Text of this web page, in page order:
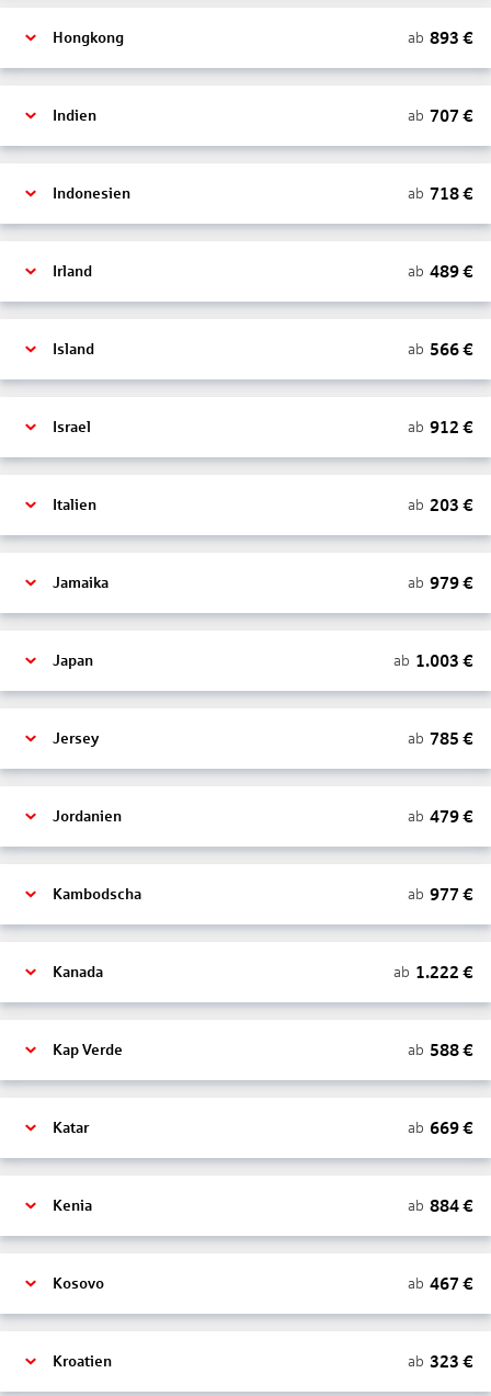
Hongkong ab 893 €
Indien ab 707 €
Indonesien ab 718€
Irland ab 489€
Island ab 566€
Israel ab 912 €
Italien ab 203 €
Jamaika ab 979€
Japan ab 1.003 €
Jersey ab 785 €
Jordanien ab 479€
Kambodscha ab 977 €
Kanada ab 1.222 €
Kap Verde ab 588€
Katar ab 669€
Kenia ab 884€
Kosovo ab 467 €
Kroatien ab 323 €